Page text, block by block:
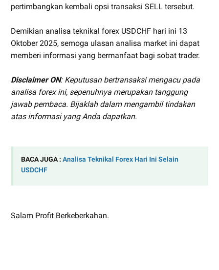
pertimbangkan kembali opsi transaksi SELL tersebut.
Demikian analisa teknikal forex USDCHF hari ini 13
Oktober 2025, semoga ulasan analisa market ini dapat
memberi informasi yang bermanfaat bagi sobat trader.
Disclaimer ON: Keputusan bertransaksi mengacu pada
analisa forex ini, sepenuhnya merupakan tanggung
jawab pembaca. Bijaklah dalam mengambil tindakan
atas informasi yang Anda dapatkan.
BACA JUGA : Analisa Teknikal Forex Hari Ini Selain
USDCHF
Salam Profit Berkeberkahan.